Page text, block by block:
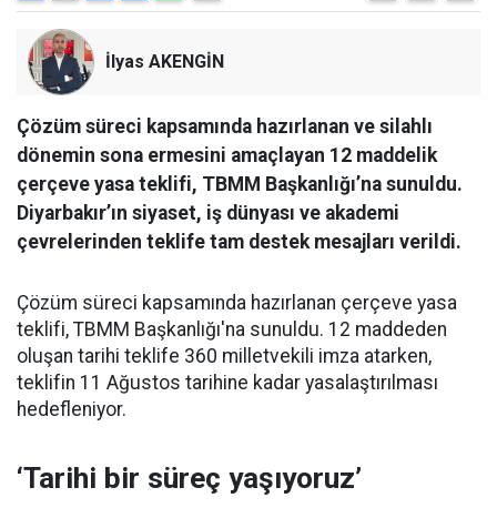
İlyas AKENGİN
Çözüm süreci kapsamında hazırlanan ve silahlı
dönemin sona ermesini amaçlayan 12 maddelik
çerçeve yasa teklifi, TBMM Başkanlığı’na sunuldu.
Diyarbakır’ın siyaset, iş dünyası ve akademi
çevrelerinden teklife tam destek mesajları verildi.
Çözüm süreci kapsamında hazırlanan çerçeve yasa
teklifi, TBMM Başkanlığı'na sunuldu. 12 maddeden
oluşan tarihi teklife 360 milletvekili imza atarken,
teklifin 11 Ağustos tarihine kadar yasalaştırılması
hedefleniyor.
‘Tarihi bir süreç yaşıyoruz’